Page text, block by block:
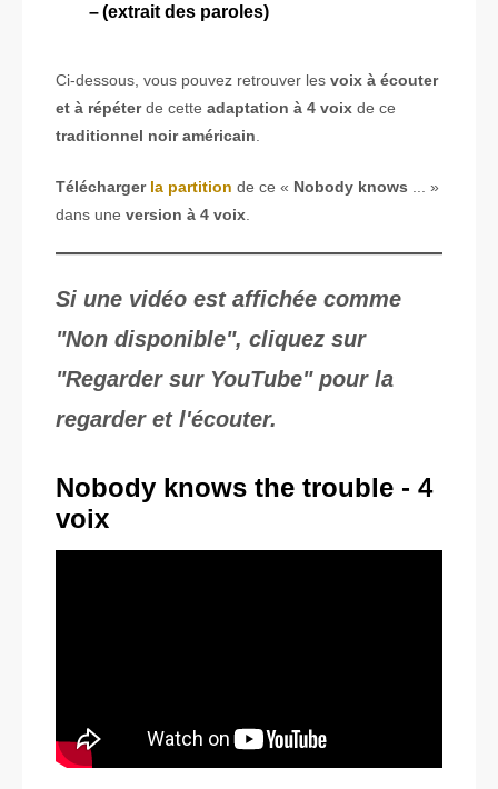
(extrait des paroles)
Ci-dessous, vous pouvez retrouver les voix à écouter
et à répéterde cette adaptation à 4 voix de ce
traditionnel noir américain
Télécharger la partition de ce « Nobody knows
... »
dans une version à 4 voix
Si une vidéo est affichée comme
"Non disponible", cliquez sur
"Regarder sur YouTube" pour la
regarder et l'écouter.
Nobody knows the trouble - 4
voix